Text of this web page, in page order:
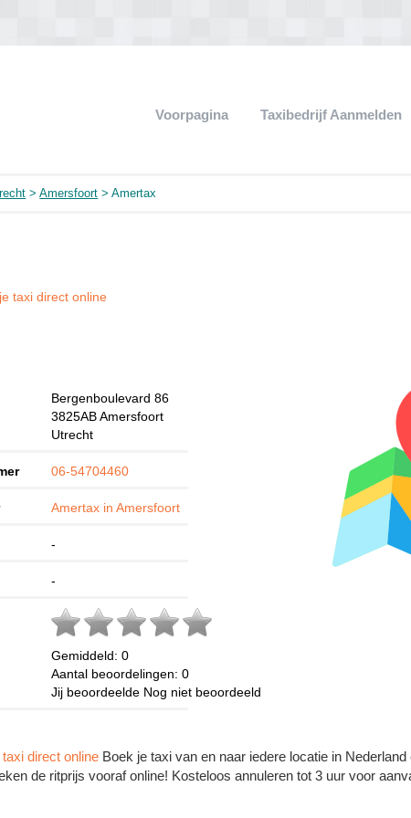
Voorpagina Taxibedrijf Aanmelden
>Amersfoort > Amertax
taxi direct online
Bergenboulevard 86
3825AB Amersfoort
Utrecht
06-54704460
Amertax in Amersfoort
-
-
Gemiddeld:0
Aantal beoordelingen:0
Jij beoordeelde Nog niet beoordeeld
direct online Boek je taxi van en naar iedere locatie in
de ritprijs vooraf online! Kosteloos annuleren tot 3 uur voor